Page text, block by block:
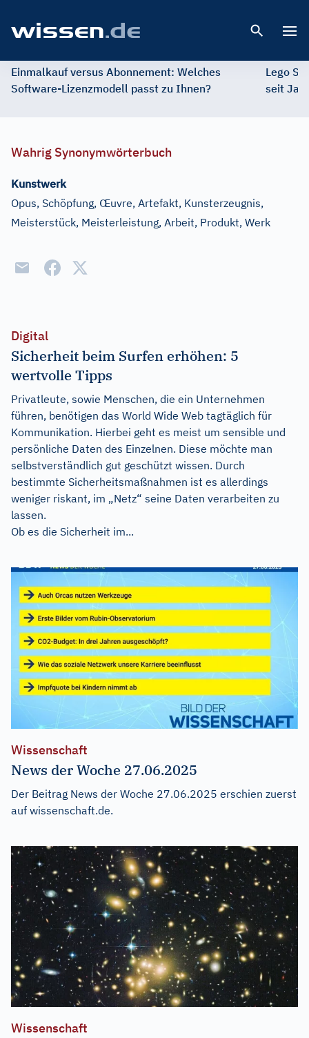
Einmalkauf versus Abonnement: Welches
Software-Lizenzmodell passt zu Ihnen?
Lego
seit
Wahrig Synonymwörterbuch
Kunstwerk
Opus, Schöpfung, Œuvre, Artefakt, Kunsterzeugnis,
Meisterstück, Meisterleistung, Arbeit, Produkt, Werk
Digital
Sicherheit beim Surfen erhöhen: 5
wertvolle Tipps
Privatleute, sowie Menschen, die ein Unternehmen
führen, benötigen das World Wide Web tagtäglich für
Kommunikation. Hierbei geht es meist um sensible und
persönliche Daten des Einzelnen. Diese möchte man
selbstverständlich gut geschützt wissen. Durch
bestimmte Sicherheitsmaßnahmen ist es allerdings
weniger riskant, im „Netz“ seine Daten verarbeiten zu
lassen.
Ob es die Sicherheit im...
Wissenschaft
News der Woche 27.06.2025
Der Beitrag News der Woche 27.06.2025 erschien zuerst
auf wissenschaft.de.
Wissenschaft